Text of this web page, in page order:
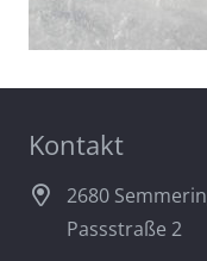
Kontakt
2680
Passstraße 2